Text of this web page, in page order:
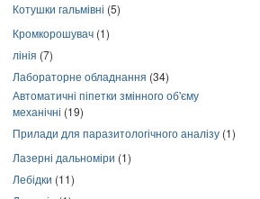
Котушки гальмівні (5)
Кромкорошувач (1)
лінія (7)
Лабораторне обладнання (34)
Автоматичні піпетки змінного об'єму
механічні (19)
Прилади для паразитологічного аналізу (1)
Лазерні дальноміри (1)
Лебідки (11)